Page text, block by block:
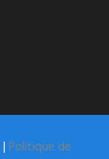
| Politique de